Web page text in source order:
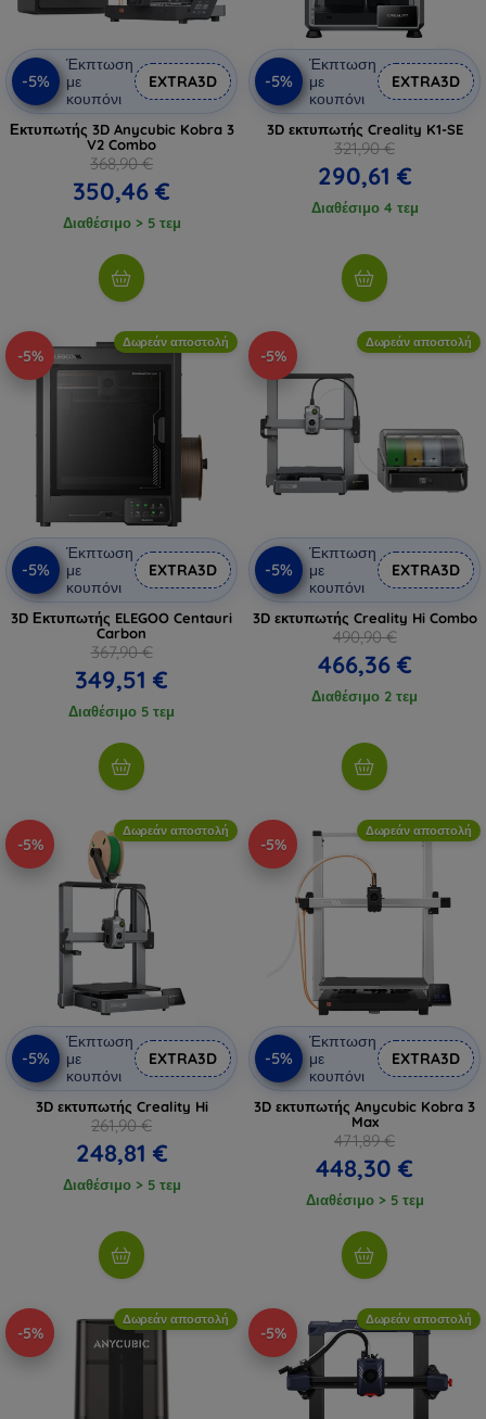
-5%
Έκπτωση
με
κουπόνι
EXTRA3D
Εκτυπωτής 3D Anycubic Kobra 3
V2 Combo
368,90 €
350,46 €
Διαθέσιμο > 5 τεμ
-5%
Έκπτωση
με
κουπόνι
EXTRA3D
3D εκτυπωτής Creality K1-SE
321,90 €
290,61 €
Διαθέσιμο 4 τεμ
-5%
Δωρεάν αποστολή
-5%
Έκπτωση
με
κουπόνι
EXTRA3D
3D Εκτυπωτής ELEGOO Centauri
Carbon
367,90 €
349,51 €
Διαθέσιμο 5 τεμ
-5%
Δωρεάν αποστολή
-5%
Έκπτωση
με
κουπόνι
EXTRA3D
3D εκτυπωτής Creality Hi Combo
490,90 €
466,36 €
Διαθέσιμο 2 τεμ
-5%
Δωρεάν αποστολή
-5%
Έκπτωση
με
κουπόνι
EXTRA3D
3D εκτυπωτής Creality Hi
261,90 €
248,81 €
Διαθέσιμο > 5 τεμ
-5%
Δωρεάν αποστολή
-5%
Έκπτωση
με
κουπόνι
EXTRA3D
3D εκτυπωτής Anycubic Kobra 3
Max
471,89 €
448,30 €
Διαθέσιμο > 5 τεμ
-5%
Δωρεάν αποστολή
-5%
Δωρεάν αποστολή